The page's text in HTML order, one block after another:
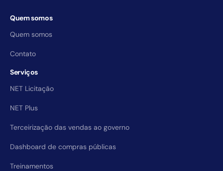
Quem somos
Quem somos
Contato
Serviços
NET Licitação
NET Plus
Terceirização das vendas ao governo
Dashboard de compras públicas
Treinamentos